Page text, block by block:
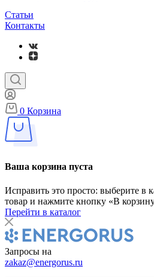
Статьи
Контакты
0 Корзина
Ваша корзина пуста
Исправить это просто: выберите в
товар и нажмите кнопку «В
Перейти в каталог
Запросы на
zakaz@energorus.ru